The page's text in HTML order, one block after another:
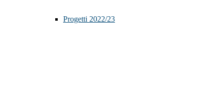
Progetti 2022/23